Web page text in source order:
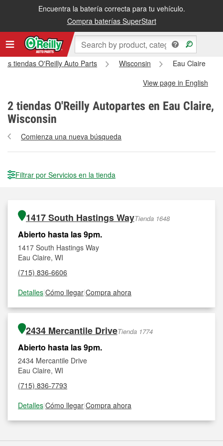
Encuentra la batería correcta para tu vehículo.
Compra baterías SuperStart
las tiendas O'Reilly Auto Parts Wisconsin
Eau Claire
View page in English
2 tiendas O'Reilly Autopartes en Eau Claire,
Wisconsin
Comienza una nueva búsqueda
Filtrar por Servicios en la tienda
1417 South Hastings WayTienda 1648
Abierto hasta las 9pm.
1417 South Hastings Way
Eau Claire, WI
(715) 836-6606
Detalles|Cómo llegar|Compra ahora
2434 Mercantile DriveTienda 1774
Abierto hasta las 9pm.
2434 Mercantile Drive
Eau Claire, WI
(715) 836-7793
Detalles|Cómo llegar|Compra ahora